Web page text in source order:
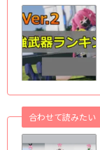
合わせて読みたい